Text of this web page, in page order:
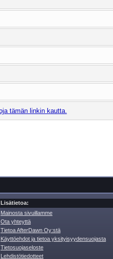
tämän linkin kautta.
Lisätietoa:
Mainosta sivuillamme
Ota yhteyttä
Tietoa AfterDawn Oy:stä
Käyttöehdot ja tietoa yksityisyydensuojasta
Tietosuojaseloste
Lehdistötiedotteet